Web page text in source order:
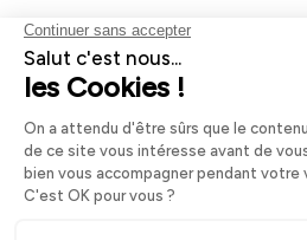
Aides et informations
Services
Informations légales
A propos